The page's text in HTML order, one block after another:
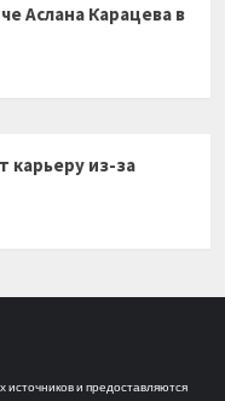
Аслана Карацева в
карьеру из-за
и предоставляются